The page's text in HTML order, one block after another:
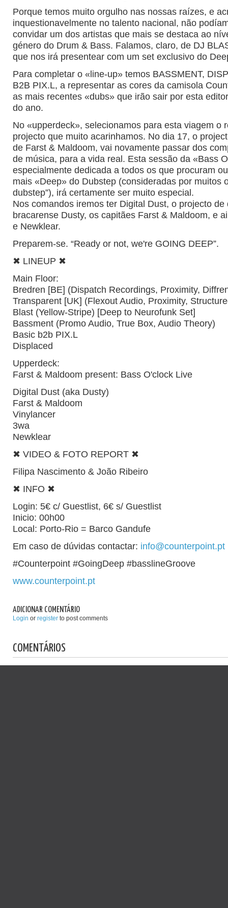
Porque temos muito orgulho nas nossas raízes, e
inquestionavelmente no talento nacional, não
convidar um dos artistas que mais se destaca ao
género do Drum & Bass. Falamos, claro, de DJ
que nos irá presentear com um set exclusivo do
Para completar o «line-up» temos BASSMENT,
B2B PIX.L, a representar as cores da camisola
as mais recentes «dubs» que irão sair por esta
do ano.
No «upperdeck», selecionamos para esta viagem o
projecto que muito acarinhamos. No dia 17, o
de Farst & Maldoom, vai novamente passar dos
de música, para a vida real. Esta sessão da «Bass
especialmente dedicada a todos os que procuram
mais «Deep» do Dubstep (consideradas por muitos
dubstep”), irá certamente ser muito especial.
Nos comandos iremos ter Digital Dust, o projecto de
bracarense Dusty, os capitães Farst & Maldoom, e
e Newklear.
Preparem-se. “Ready or not, we're GOING DEEP”.
✖ LINEUP ✖
Main Floor:
Bredren [BE] (Dispatch Recordings, Proximity,
Transparent [UK] (Flexout Audio, Proximity,
Blast (Yellow-Stripe) [Deep to Neurofunk Set]
Bassment (Promo Audio, True Box, Audio Theory)
Basic b2b PIX.L
Displaced
Upperdeck:
Farst & Maldoom present: Bass O'clock Live
Digital Dust (aka Dusty)
Farst & Maldoom
Vinylancer
3wa
Newklear
✖ VIDEO & FOTO REPORT ✖
Filipa Nascimento & João Ribeiro
✖ INFO ✖
Login: 5€ c/ Guestlist, 6€ s/ Guestlist
Inicio: 00h00
Local: Porto-Rio = Barco Gandufe
Em caso de dúvidas contactar: info@counterpoint.pt
#Counterpoint #GoingDeep #basslineGroove
www.counterpoint.pt
ADICIONAR COMENTÁRIO
Login or register to post comments
COMENTÁRIOS